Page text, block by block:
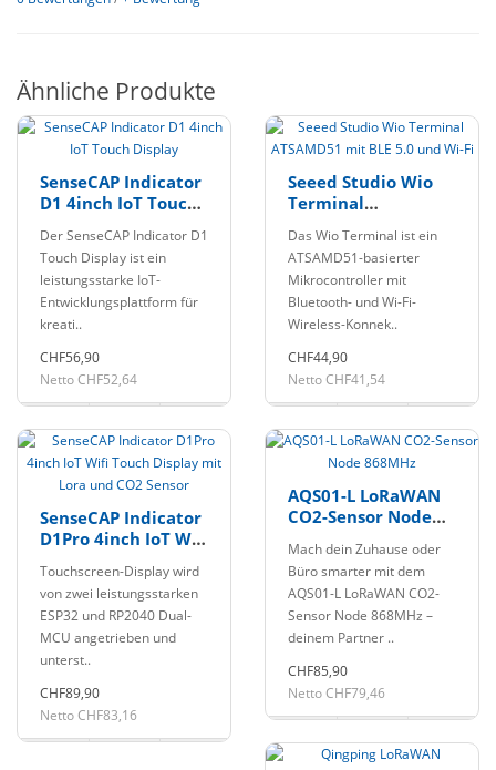
Ähnliche Produkte
SenseCAP Indicator
D1 4inch IoT Touch
Der SenseCAP Indicator D1
Touch Display ist ein
leistungsstarke IoT-
Entwicklungsplattform für
kreati..
CHF56,90
Netto CHF52,64
Seeed Studio Wio
Terminal
5.0 und Wi-Fi
Das Wio Terminal ist ein
ATSAMD51-basierter
Mikrocontroller mit
Bluetooth- und Wi-Fi-
Wireless-Konnek..
CHF44,90
Netto CHF41,54
SenseCAP Indicator
D1Pro 4inch IoT Wifi
Lora und CO2
Sensor
Touchscreen-Display wird
von zwei leistungsstarken
ESP32 und RP2040 Dual-
MCU angetrieben und
unterst..
CHF89,90
Netto CHF83,16
AQS01-L LoRaWAN
CO2-Sensor Node
Mach dein Zuhause oder
Büro smarter mit dem
AQS01-L LoRaWAN CO2-
Sensor Node 868MHz –
deinem Partner ..
CHF85,90
Netto CHF79,46